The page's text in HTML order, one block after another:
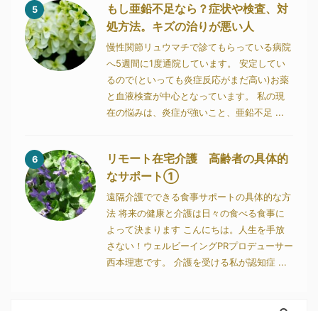
5
もし亜鉛不足なら？症状や検査、対
処方法。キズの治りが悪い人
慢性関節リュウマチで診てもらっている病院
へ5週間に1度通院しています。 安定してい
るので(といっても炎症反応がまだ高い)お薬
と血液検査が中心となっています。 私の現
在の悩みは、炎症が強いこと、亜鉛不足 ...
6
リモート在宅介護 高齢者の具体的
なサポート①
遠隔介護でできる食事サポートの具体的な方
法 将来の健康と介護は日々の食べる食事に
よって決まります こんにちは。人生を手放
さない！ウェルビーイングPRプロデューサー
西本理恵です。 介護を受ける私が認知症 ...